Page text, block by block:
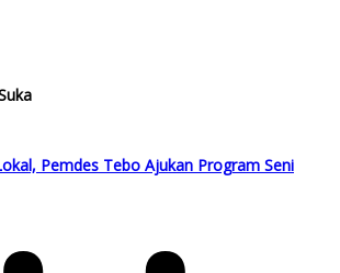
Pemdes Tebo Ajukan Program Seni